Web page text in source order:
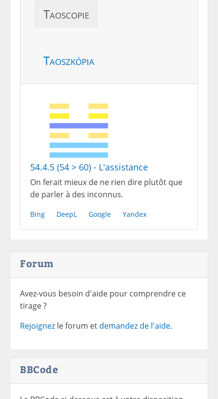
Taoscopie
Taoszkópia
54.4.5 (54 > 60) - L'assistance
On ferait mieux de ne rien dire plutôt que
de parler à des inconnus.
Bing DeepL Google Yandex
Forum
Avez-vous besoin d'aide pour comprendre ce
tirage ?
Rejoignez le forum et demandez de l'aide.
BBCode